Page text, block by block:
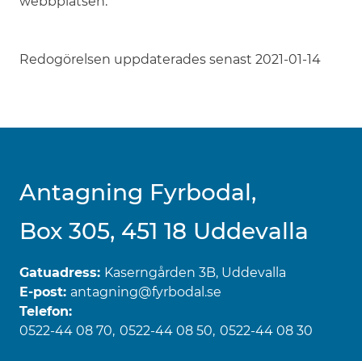
Redogörelsen uppdaterades senast 2021-01-14
Antagning Fyrbodal,
Box 305, 451 18 Uddevalla
Gatuadress: Kaserngården 3B, Uddevalla
E-post: antagning@fyrbodal.se
Telefon:
0522-44 08 70 0522-44 08 50 0522-44 08 30